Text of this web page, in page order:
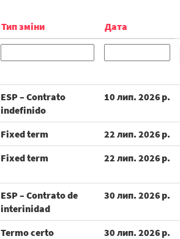
Тип зміни Дата
ESP – Contrato
indefinido
10 лип. 2026 р.
Fixed term
22 лип. 2026 р.
Fixed term 22 лип. 2026 р.
ESP – Contrato de
interinidad
30 лип. 2026 р.
Termo certo 30 лип. 2026 р.